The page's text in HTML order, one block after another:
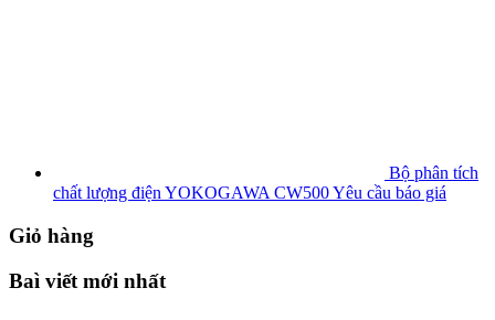
Bộ phân tích
chất lượng điện YOKOGAWA CW500Yêu cầu báo giá
Giỏ hàng
Baì viết mới nhất